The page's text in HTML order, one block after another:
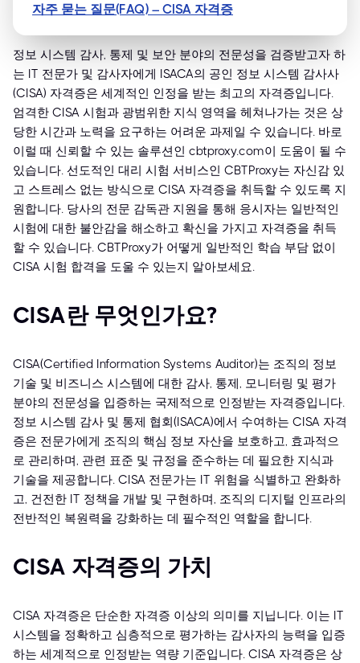
자주 묻는 질문(FAQ) – CISA 자격증
정보 시스템 감사, 통제 및 보안 분야의 전문성을 검증받고자 하
는 IT 전문가 및 감사자에게 ISACA의 공인 정보 시스템 감사사
(CISA) 자격증은 세계적인 인정을 받는 최고의 자격증입니다.
엄격한 CISA 시험과 광범위한 지식 영역을 헤쳐나가는 것은 상
당한 시간과 노력을 요구하는 어려운 과제일 수 있습니다. 바로
이럴 때 신뢰할 수 있는 솔루션인 cbtproxy.com이 도움이 될 수
있습니다. 선도적인 대리 시험 서비스인 CBTProxy는 자신감 있
고 스트레스 없는 방식으로 CISA 자격증을 취득할 수 있도록 지
원합니다. 당사의 전문 감독관 지원을 통해 응시자는 일반적인
시험에 대한 불안감을 해소하고 확신을 가지고 자격증을 취득
할 수 있습니다. CBTProxy가 어떻게 일반적인 학습 부담 없이
CISA 시험 합격을 도울 수 있는지 알아보세요.
CISA란 무엇인가요?
CISA(Certified Information Systems Auditor)는 조직의 정보
기술 및 비즈니스 시스템에 대한 감사, 통제, 모니터링 및 평가
분야의 전문성을 입증하는 국제적으로 인정받는 자격증입니다.
정보 시스템 감사 및 통제 협회(ISACA)에서 수여하는 CISA 자격
증은 전문가에게 조직의 핵심 정보 자산을 보호하고, 효과적으
로 관리하며, 관련 표준 및 규정을 준수하는 데 필요한 지식과
기술을 제공합니다. CISA 전문가는 IT 위험을 식별하고 완화하
고, 건전한 IT 정책을 개발 및 구현하며, 조직의 디지털 인프라의
전반적인 복원력을 강화하는 데 필수적인 역할을 합니다.
CISA 자격증의 가치
CISA 자격증은 단순한 자격증 이상의 의미를 지닙니다. 이는 IT
시스템을 정확하고 심층적으로 평가하는 감사자의 능력을 입증
하는 세계적으로 인정받는 역량 기준입니다. CISA 자격증은 상